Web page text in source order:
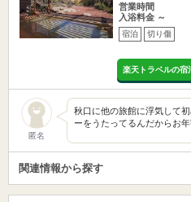
営業時間
入浴料金 ～
宿泊 切り傷
楽天トラベルの宿
匿名
秋口に他の旅館に浮気して
ーをうたってるんだからお
関連情報から探す